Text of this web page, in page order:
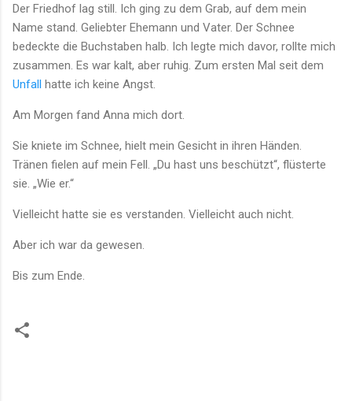
Der Friedhof lag still. Ich ging zu dem Grab, auf dem mein
Name stand. Geliebter Ehemann und Vater. Der Schnee
bedeckte die Buchstaben halb. Ich legte mich davor, rollte mich
zusammen. Es war kalt, aber ruhig. Zum ersten Mal seit dem
Unfall hatte ich keine Angst.
Am Morgen fand Anna mich dort.
Sie kniete im Schnee, hielt mein Gesicht in ihren Händen.
Tränen fielen auf mein Fell. „Du hast uns beschützt“, flüsterte
sie. „Wie er.“
Vielleicht hatte sie es verstanden. Vielleicht auch nicht.
Aber ich war da gewesen.
Bis zum Ende.